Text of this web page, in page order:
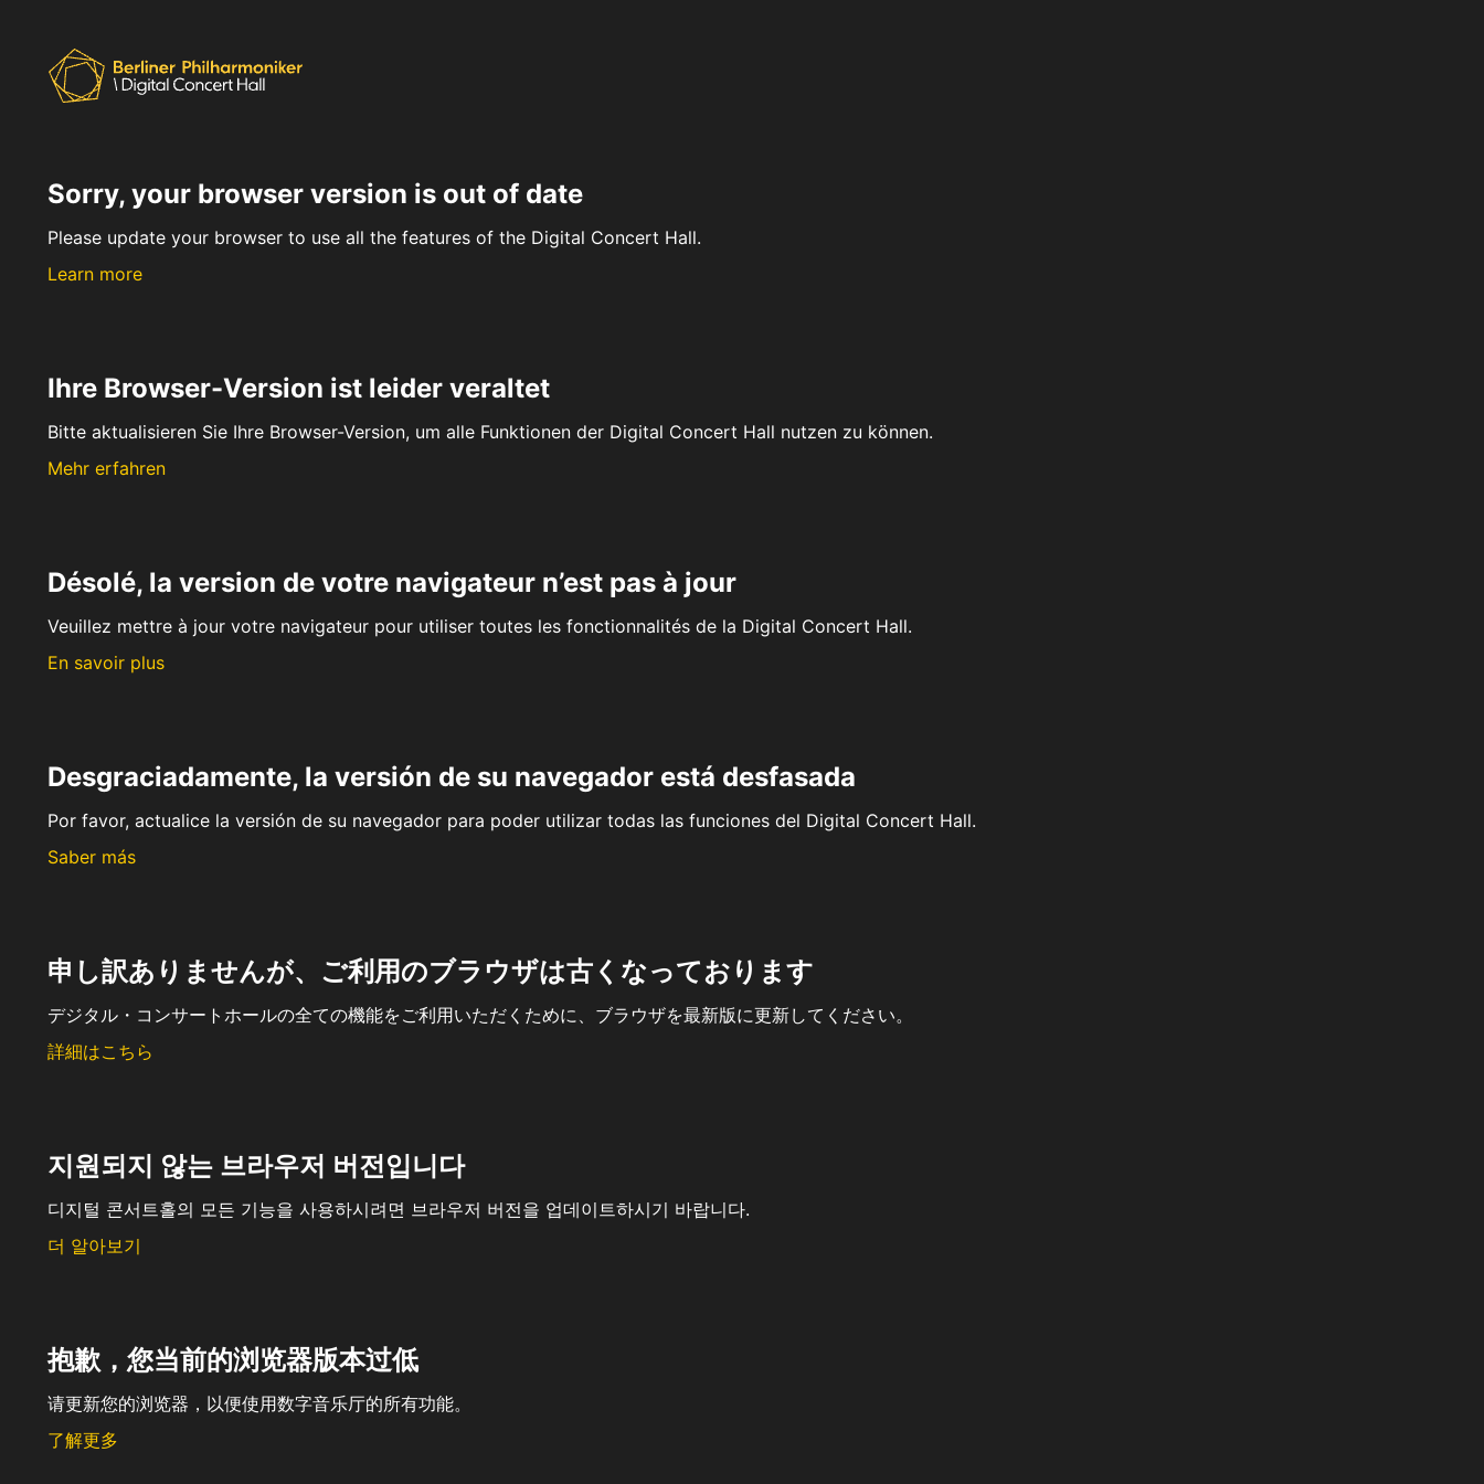
Sorry, your browser version is out of date
Please update your browser to use all the features of the Digital Concert Hall.
Learn more
Ihre Browser-Version ist leider veraltet
Bitte aktualisieren Sie Ihre Browser-Version, um alle Funktionen der Digital Concert Hall nutzen zu können.
Mehr erfahren
Désolé, la version de votre navigateur n’est pas à jour
Veuillez mettre à jour votre navigateur pour utiliser toutes les fonctionnalités de la Digital Concert Hall.
En savoir plus
Desgraciadamente, la versión de su navegador está desfasada
Por favor, actualice la versión de su navegador para poder utilizar todas las funciones del Digital Concert Hall.
Saber más
申し訳ありませんが、ご利用のブラウザは古くなっております
デジタル・コンサートホールの全ての機能をご利用いただくために、ブラウザを最新版に更新してください。
詳細はこちら
지원되지 않는 브라우저 버전입니다
디지털 콘서트홀의 모든 기능을 사용하시려면 브라우저 버전을 업데이트하시기 바랍니다.
더 알아보기
抱歉，您当前的浏览器版本过低
请更新您的浏览器，以便使用数字音乐厅的所有功能。
了解更多